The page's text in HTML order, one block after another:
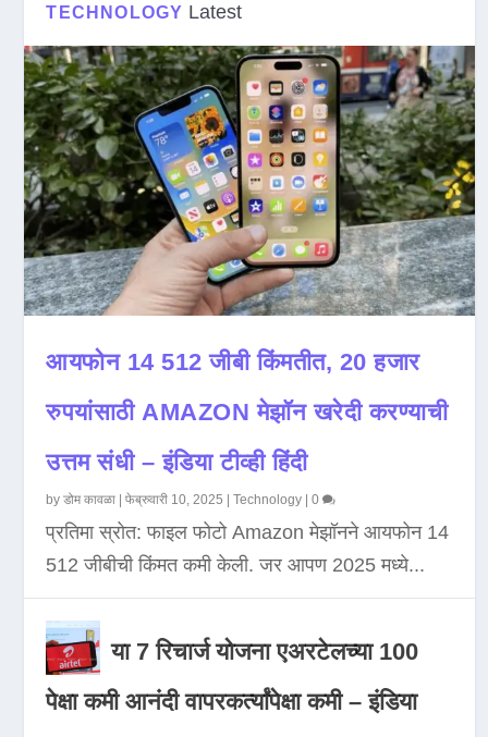
TECHNOLOGY Latest
आयफोन 14 512 जीबी किंमतीत, 20 हजार
रुपयांसाठी AMAZON मेझॉन खरेदी करण्याची
उत्तम संधी – इंडिया टीव्ही हिंदी
byडोम कावळा |फेब्रुवारी 10, 2025 |Technology |0
प्रतिमा स्रोत: फाइल फोटो Amazon मेझॉनने आयफोन 14
512 जीबीची किंमत कमी केली. जर आपण 2025 मध्ये...
या 7 रिचार्ज योजना एअरटेलच्या 100
पेक्षा कमी आनंदी वापरकर्त्यांपेक्षा कमी – इंडिया